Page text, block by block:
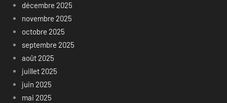
décembre 2025
novembre 2025
octobre 2025
septembre 2025
août 2025
juillet 2025
juin 2025
mai 2025